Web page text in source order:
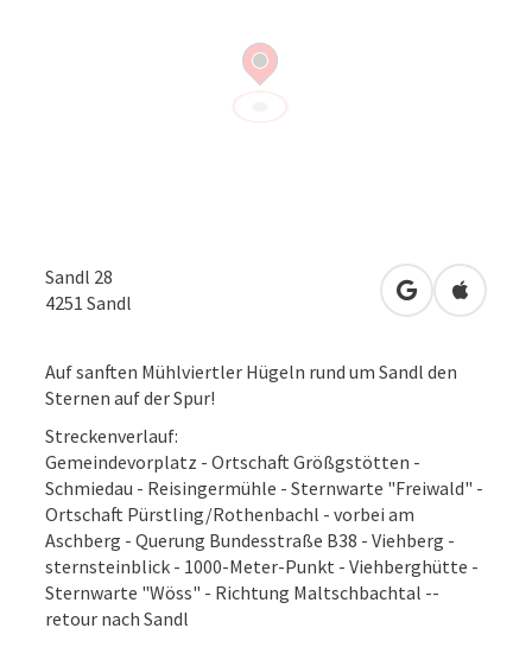
Sandl 28
4251 Sandl in Google
in
Auf sanften Mühlviertler Hügeln rund um Sandl den
Sternen auf der Spur!
Streckenverlauf:
Gemeindevorplatz - Ortschaft Größgstötten -
Schmiedau - Reisingermühle - Sternwarte "Freiwald" -
Ortschaft Pürstling/Rothenbachl - vorbei am
Aschberg - Querung Bundesstraße B38 - Viehberg -
sternsteinblick - 1000-Meter-Punkt - Viehberghütte -
Sternwarte "Wöss" - Richtung Maltschbachtal --
retour nach Sandl